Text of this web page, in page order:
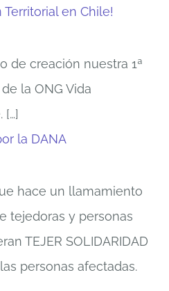
Territorial en Chile!
de creación nuestra 1ª
la ONG Vida
[…]
la DANA
hace un llamamiento
tejedoras y personas
TEJER SOLIDARIDAD
personas afectadas.